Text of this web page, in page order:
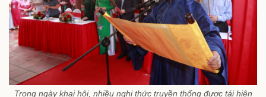
Trong ngày khai hội, nhiều nghi thức truyền thống được tái hiện